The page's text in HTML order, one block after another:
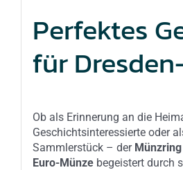
Perfektes
für
Ob als Erinnerung an die
Geschichtsinteressierte oder
Sammlerstück – der
Euro-Münzebegeistert durch